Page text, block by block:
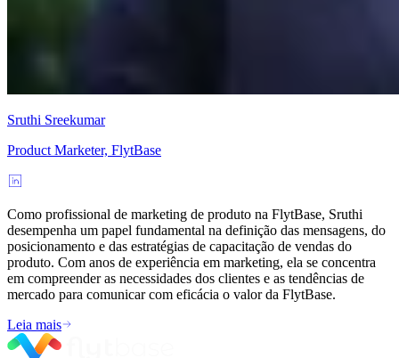
Sruthi Sreekumar
Product Marketer, FlytBase
Como profissional de marketing de produto na FlytBase, Sruthi
desempenha um papel fundamental na definição das mensagens, do
posicionamento e das estratégias de capacitação de vendas do
produto. Com anos de experiência em marketing, ela se concentra
em compreender as necessidades dos clientes e as tendências de
mercado para comunicar com eficácia o valor da FlytBase.
Leia mais